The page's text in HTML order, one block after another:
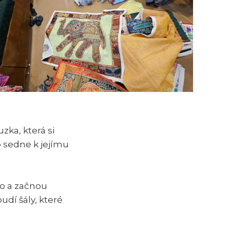
která si
sedne k jejímu
a začnou
šály, které